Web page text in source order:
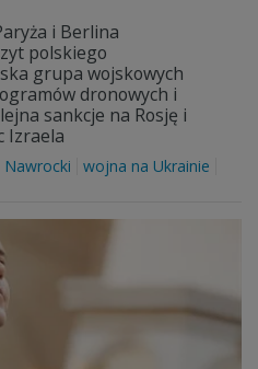
i Berlina
polskiego
grupa wojskowych
dronowych i
sankcje na Rosję i
Izraela
Nawrocki
wojna na Ukrainie